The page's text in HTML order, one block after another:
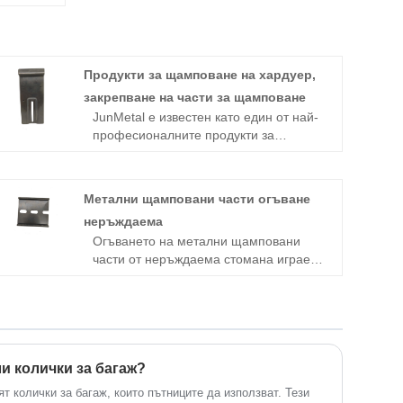
Продукти за щамповане на хардуер,
закрепване на части за щамповане
JunMetal е известен като един от най-
професионалните продукти за
Китай, ние сме предоставили
висококачествени продукти за
щамповане на хардуер, закрепващи
части за щамповане, произведени в
не само поддържаме
предоставяме ценови листи. Добре
дошли да направите поръчка.
Метални щамповани части огъване
неръждаема
Огъването на метални щамповани
части от неръждаема стомана играе
компоненти от неръждаема стомана
за електрически уреди с високо и
ниско напрежение. Тези нестандартни
части са щателно изработени чрез
колички за багаж?
колички за багаж, които пътниците да използват. Тези